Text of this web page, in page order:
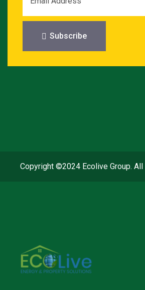
Subscribe
Copyright ©2024 Ecolive Group.